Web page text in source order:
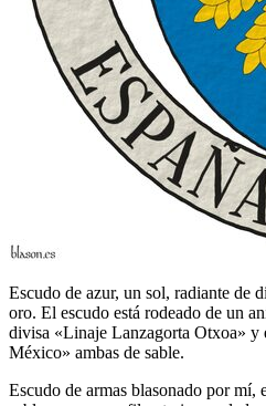
Escudo de azur, un sol, radiante de
oro. El escudo está rodeado de un
divisa «Linaje Lanzagorta Otxoa» y
México» ambas de sable.
Escudo de armas blasonado por mí,